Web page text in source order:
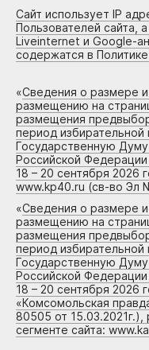
Сайт использует IP
Пользователей сайта,
Liveinternet и Google-
содержатся в
«Сведения о размере и
размещению на
размещения
период
Государственную
Российской
18 – 20 сентября 2026
www.kp40.ru (св-во Эл
«Сведения о размере и
размещению на
размещения
период
Государственную
Российской
18 – 20 сентября 2026
«Комсомольская
80505 от
сегменте сайта: